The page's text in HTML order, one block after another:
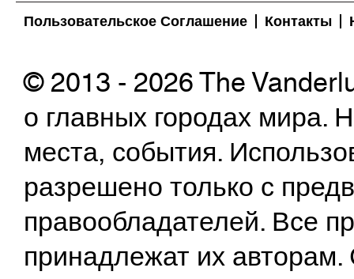
Пользовательское Соглашение Контакты
© 2013 - 2026 The
о главных городах
места, события.
разрешено только с
правообладателей. Все
принадлежат их